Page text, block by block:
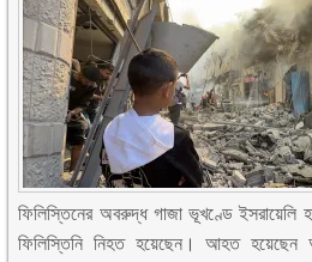
ফিলিস্তিনের অবরুদ্ধ গাজা ভূখণ্ডে
ফিলিস্তিনি নিহত হয়েছেন। আহত